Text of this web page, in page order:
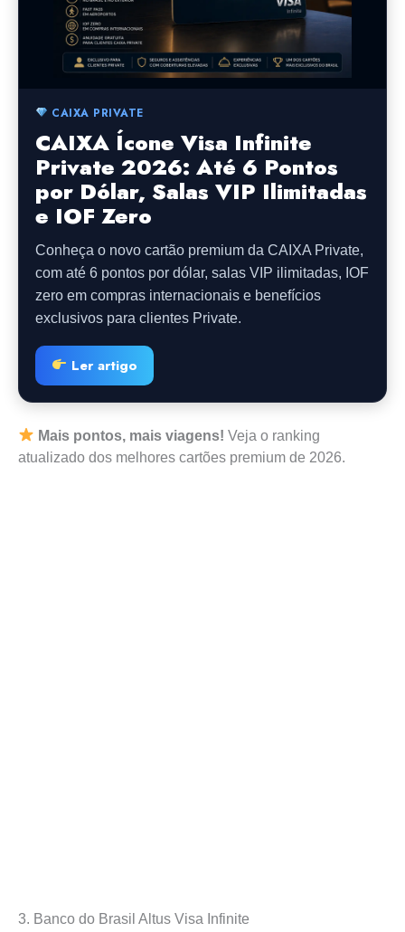
CAIXA PRIVATE
CAIXA Ícone Visa Infinite
Private 2026: Até 6 Pontos
por Dólar, Salas VIP Ilimitadas
e IOF Zero
Conheça o novo cartão premium da CAIXA Private,
com até 6 pontos por dólar, salas VIP ilimitadas, IOF
zero em compras internacionais e benefícios
exclusivos para clientes Private.
Ler artigo
Mais pontos, mais viagens! Veja o ranking
atualizado dos melhores cartões premium de 2026.
3. Banco do Brasil Altus Visa Infinite